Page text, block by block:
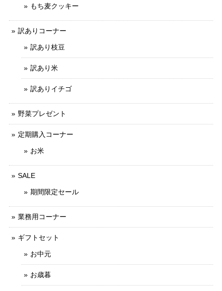
もち麦クッキー
訳ありコーナー
訳あり枝豆
訳あり米
訳ありイチゴ
野菜プレゼント
定期購入コーナー
お米
SALE
期間限定セール
業務用コーナー
ギフトセット
お中元
お歳暮